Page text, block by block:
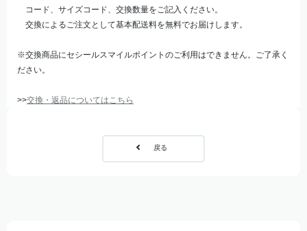
コード、サイズコード、交換数量をご記入ください。
交換によるご注文として基本配送料を無料でお届けします。
※交換商品にセシールスマイルポイントのご利用はできません。ご了承く
ださい。
>>交換・返品についてはこちら
戻る